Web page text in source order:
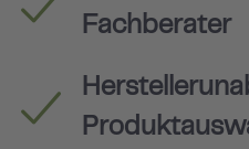
Fachberater